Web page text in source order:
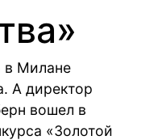
в Милане
А директор
вошел в
«Золотой